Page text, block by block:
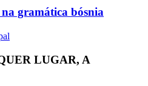
gramática bósnia
LUGAR, A